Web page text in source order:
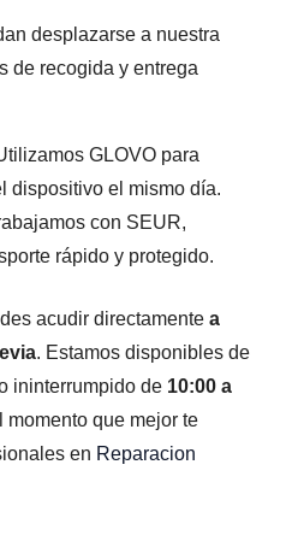
desplazarse a nuestra
de recogida y entrega
GLOVO para
dispositivo el mismo día.
con SEUR,
rápido y protegido.
acudir directamentea
. Estamos disponibles de
ininterrumpido de 10:00 a
momento que mejor te
en Reparacion